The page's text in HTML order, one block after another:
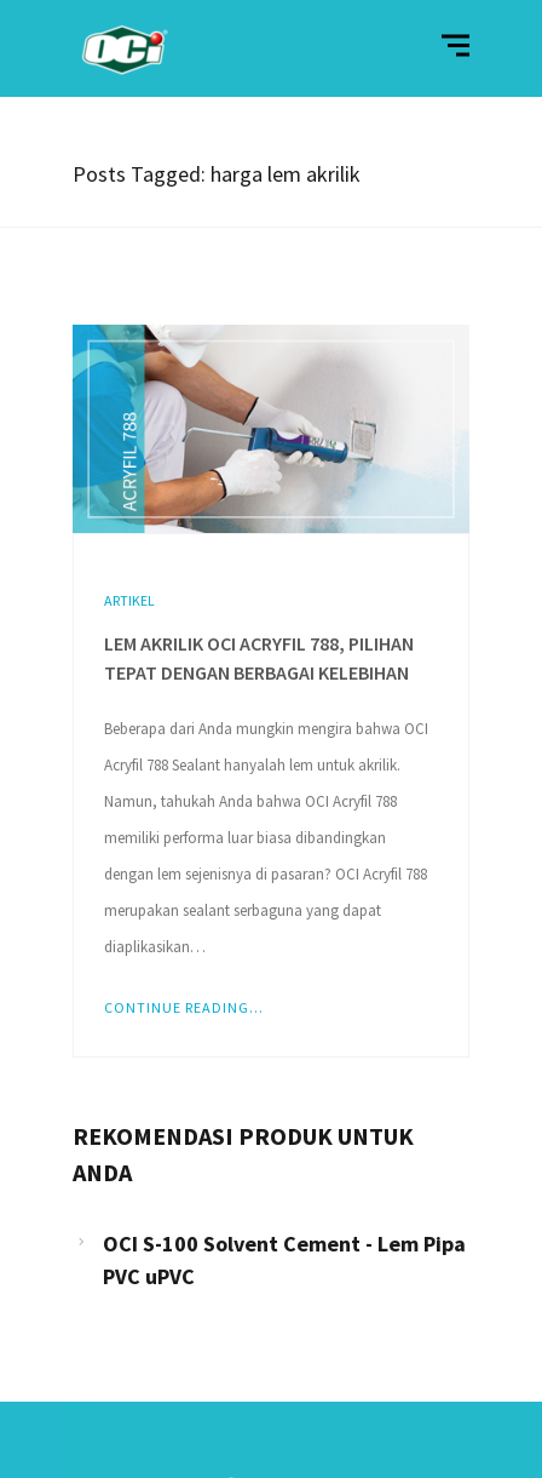
Posts Tagged: harga lem akrilik
ARTIKEL
LEM AKRILIK OCI ACRYFIL 788, PILIHAN
TEPAT DENGAN BERBAGAI KELEBIHAN
Beberapa dari Anda mungkin mengira bahwa OCI
Acryfil 788 Sealant hanyalah lem untuk akrilik.
Namun, tahukah Anda bahwa OCI Acryfil 788
memiliki performa luar biasa dibandingkan
dengan lem sejenisnya di pasaran? OCI Acryfil 788
merupakan sealant serbaguna yang dapat
diaplikasikan…
CONTINUE READING...
REKOMENDASI PRODUK UNTUK
ANDA
OCI S-100 Solvent Cement - Lem Pipa
PVC uPVC